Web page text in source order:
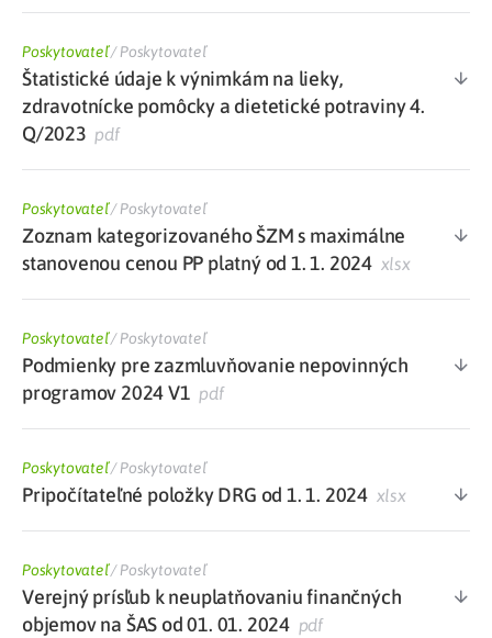
Poskytovateľ/Poskytovateľ
Štatistické údaje k výnimkám na lieky,
zdravotnícke pomôcky a dietetické potraviny 4.
Q/2023 pdf
Poskytovateľ/Poskytovateľ
Zoznam kategorizovaného ŠZM s maximálne
stanovenou cenou PP platný od 1. 1. 2024 xlsx
Poskytovateľ/Poskytovateľ
Podmienky pre zazmluvňovanie nepovinných
programov 2024 V1 pdf
Poskytovateľ/Poskytovateľ
Pripočítateľné položky DRG od 1. 1. 2024 xlsx
Poskytovateľ/Poskytovateľ
Verejný prísľub k neuplatňovaniu finančných
objemov na ŠAS od 01. 01. 2024 pdf